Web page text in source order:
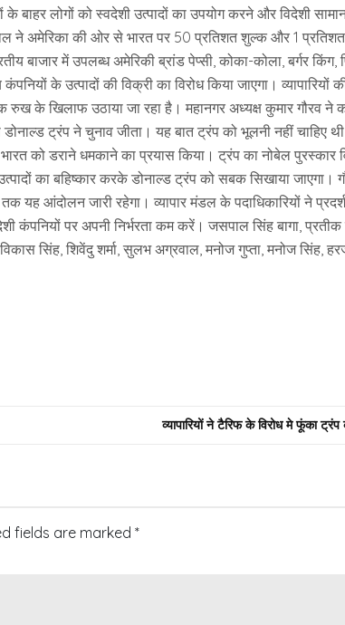
बाहर लोगों को स्वदेशी उत्पादों का उपयोग करने और विदेशी
अमेरिका की ओर से भारत पर 50 प्रतिशत शुल्क और 1 प्रतिशत
बाजार में उपलब्ध अमेरिकी ब्रांड पेप्सी, कोका-कोला, बर्गर किंग,
के उत्पादों की विक्री का विरोध किया जाएगा। व्यापारियों
रुख के खिलाफ उठाया जा रहा है। महानगर अध्यक्ष कुमार गौरव ने
ट्रंप ने चुनाव जीता। यह बात ट्रंप को भूलनी नहीं चाहिए
को डराने धमकाने का प्रयास किया। ट्रंप का नोबेल पुरस्कार
का बहिष्कार करके डोनाल्ड ट्रंप को सबक सिखाया जाएगा।
यह आंदोलन जारी रहेगा। व्यापार मंडल के पदाधिकारियों ने
कंपनियों पर अपनी निर्भरता कम करें। जसपाल सिंह बागा, प्रतीक
सिंह, शिवेंदु शर्मा, सुलभ अग्रवाल, मनोज गुप्ता, मनोज सिंह,
व्यापारियों ने टैरिफ के विरोध मे फूंका
fields are marked *